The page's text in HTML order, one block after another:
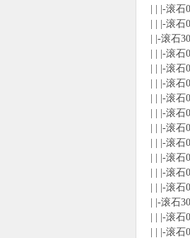
| | |-滚
| | |-滚
| |-滚石
| | |-滚
| | |-滚
| | |-滚
| | |-滚
| | |-滚
| | |-滚
| | |-滚
| | |-滚
| | |-滚
| | |-滚
| |-滚石
| | |-滚
| | |-滚